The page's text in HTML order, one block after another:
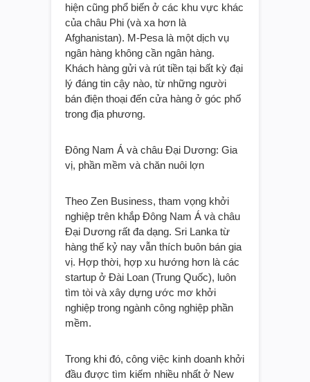
hiện cũng phổ biến ở các khu vực khác
của châu Phi (và xa hơn là
Afghanistan). M-Pesa là một dịch vụ
ngân hàng không cần ngân hàng.
Khách hàng gửi và rút tiền tại bất kỳ đại
lý đáng tin cậy nào, từ những người
bán điện thoại đến cửa hàng ở góc phố
trong địa phương.
Đông Nam Á và châu Đại Dương: Gia
vị, phần mềm và chăn nuôi lợn
Theo Zen Business, tham vọng khởi
nghiệp trên khắp Đông Nam Á và châu
Đại Dương rất đa dạng. Sri Lanka từ
hàng thế kỷ nay vẫn thích buôn bán gia
vị. Hợp thời, hợp xu hướng hơn là các
startup ở Đài Loan (Trung Quốc), luôn
tìm tòi và xây dựng ước mơ khởi
nghiệp trong ngành công nghiệp phần
mềm.
Trong khi đó, công việc kinh doanh khởi
đầu được tìm kiếm nhiều nhất ở New